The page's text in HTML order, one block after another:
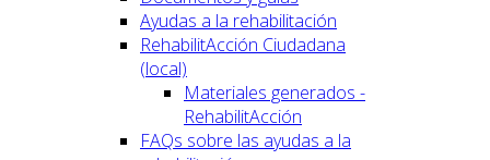
Ayudas a la rehabilitación
RehabilitAcción Ciudadana
(local)
Materiales generados -
RehabilitAcción
FAQs sobre las ayudas a la